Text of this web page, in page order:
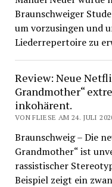
Braunschweiger
um vorzusingen und
Liederrepertoire zu
Review: Neue
Grandmother“
inkohärent.
VON FLIESE AM 24. JULI
Braunschweig – Die
Grandmother“ ist
rassistischer
Beispiel zeigt ein